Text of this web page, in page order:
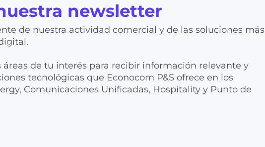
newsletter
de nuestra actividad comercial y de las soluciones más
áreas de tu interés para recibir información relevante y
tecnológicas que Econocom P&S ofrece en los
Comunicaciones Unificadas, Hospitality y Punto de